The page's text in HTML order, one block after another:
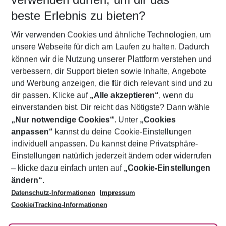
5-8 Nächte
2 Erwachsene Keine Kinder
Mehr Filter anzeigen
Footer
Footer navigation
Über uns
AGB
Bestpreisgarantie
Cookie-Einstellungen ändern
Cookie-Richtlinie
Agenturbetreuung
Barrierefreies Reisen
Folge uns
beste Erlebnis zu bieten?
Wir verwenden Cookies und ähnliche Technologien, um
unsere Webseite für dich am Laufen zu halten. Dadurch
können wir die Nutzung unserer Plattform verstehen und
verbessern, dir Support bieten sowie Inhalte, Angebote
und Werbung anzeigen, die für dich relevant sind und zu
dir passen. Klicke auf „Alle akzeptieren“, wenn du
einverstanden bist. Dir reicht das Nötigste? Dann wähle
„Nur notwendige Cookies“. Unter „Cookies
anpassen“ kannst du deine Cookie-Einstellungen
individuell anpassen. Du kannst deine Privatsphäre-
Einstellungen natürlich jederzeit ändern oder widerrufen
– klicke dazu einfach unten auf „Cookie-Einstellungen
ändern“.
Datenschutz-Informationen
Impressum
Cookie/Tracking-Informationen